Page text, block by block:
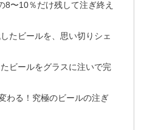
8〜10％だけ残して注ぎ終え
たビールを、思い切りシェ
たビールをグラスに注いで完
わる！究極のビールの注ぎ